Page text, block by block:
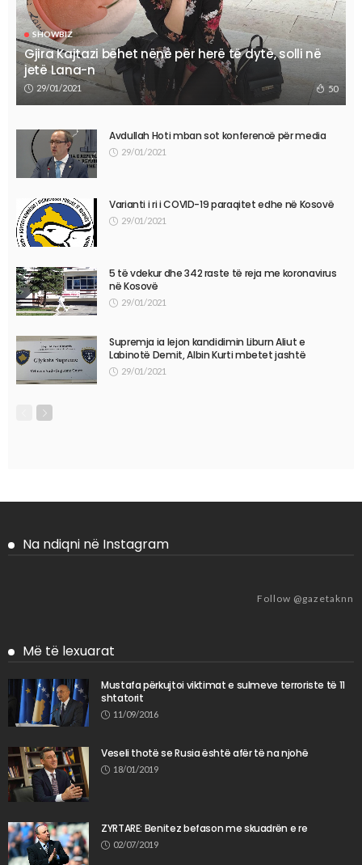
SHOWBIZ
Gjira Kajtazi bëhet nënë për herë të dytë, solli në
jetë Lana-n
29/01/2021 50
Avdullah Hoti mban sot konferencë për media
29/01/2021
Varianti i ri i COVID-19 paraqitet edhe në Kosovë
29/01/2021
5 të vdekur dhe 342 raste të reja me koronavirus
në Kosovë
29/01/2021
Supremja ia lejon kandidimin Liburn Aliut e
Labinotë Demit, Albin Kurti mbetet jashtë
29/01/2021
Na ndiqni në Instagram
Follow @gazetaknn
Më të lexuarat
Mustafa përkujtoi viktimat e sulmeve terroriste të 11
shtatorit
11/09/2016
Veseli thotë se Rusia është afër të na njohë
18/01/2019
ZYRTARE: Benitez befason me skuadrën e re
02/07/2019